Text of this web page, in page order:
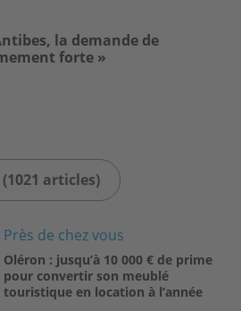
la demande de
forte »
articles)
Près de chez vous
Oléron : jusqu’à 10 000 € de prime
pour convertir son meublé
touristique en location à l’année